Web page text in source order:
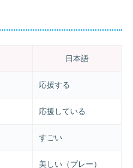
日本語
応援する
応援している
すごい
美しい（プレー）